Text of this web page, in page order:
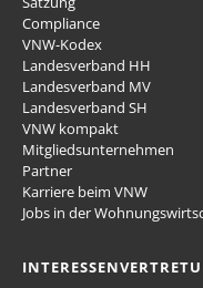
Compliance
VNW-Kodex
Landesverband HH
Landesverband MV
Landesverband SH
VNW kompakt
Mitgliedsunternehmen
Partner
Karriere beim VNW
Jobs in der